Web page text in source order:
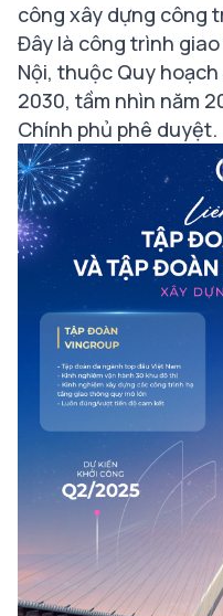
công xây dựng công
Đây là công trình
Nội, thuộc Quy
2030, tầm nhìn năm
Chính phủ phê duyệt.